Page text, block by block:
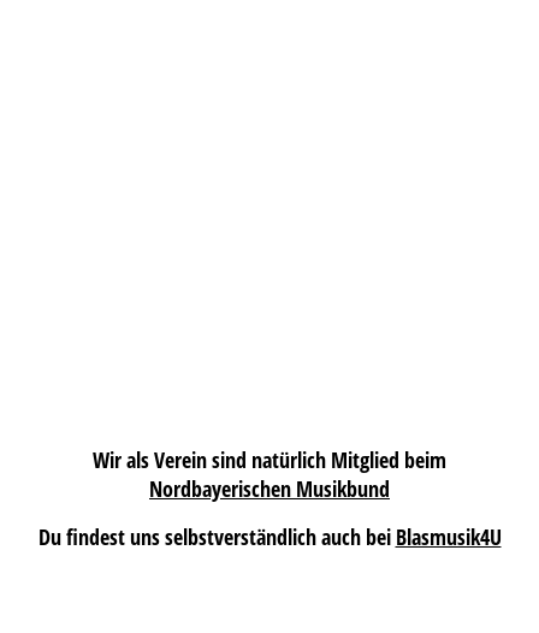
Wir als Verein sind natürlich Mitglied beim
Nordbayerischen Musikbund
Du findest uns selbstverständlich auch bei Blasmusik4U